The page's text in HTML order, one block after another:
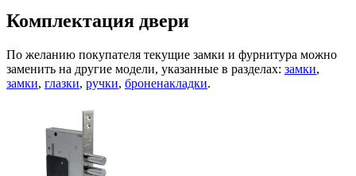
Комплектация двери
По желанию покупателя текущие замки и фурнитура можно
заменить на другие модели, указанные в разделах: замки,
замки, глазки, ручки, броненакладки.